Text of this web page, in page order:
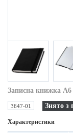
Записна книжка A6
3647-01 Знято з
Характеристики